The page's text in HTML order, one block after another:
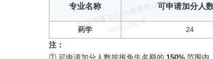
专业名称 可申请加分人
药学 24
注：
① 可申请加分人数按推免生名额的 150% 范围内
北
洋
维
基
＆
2
0
2
6
级
新
生
Q
Q
群
1
0
2
8
2
2
6
8
3
8